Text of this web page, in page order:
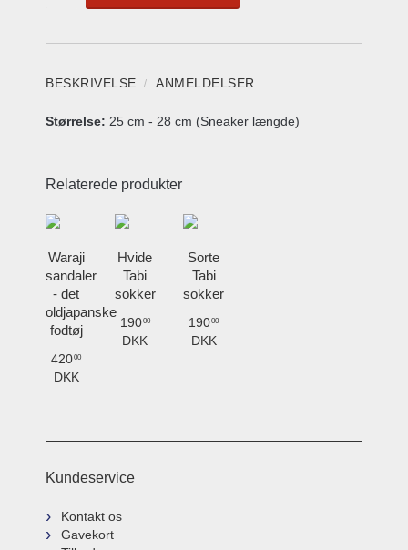
BESKRIVELSE ANMELDELSER
Størrelse: 25 cm - 28 cm (Sneaker længde)
Relaterede produkter
Waraji
sandaler
- det
oldjapanske
fodtøj
42000
DKK
Hvide
Tabi
sokker
19000
DKK
Sorte
Tabi
sokker
19000
DKK
Kundeservice
Kontakt os
Gavekort